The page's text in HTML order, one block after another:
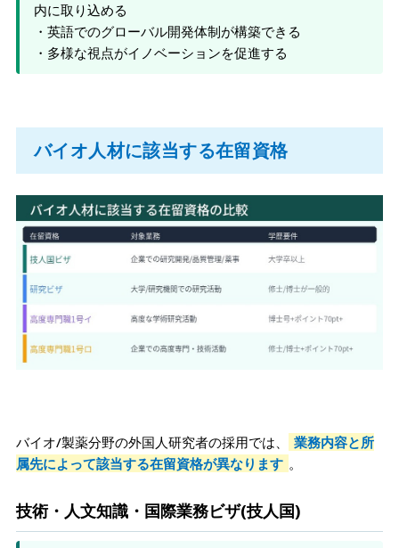
内に取り込める
・英語でのグローバル開発体制が構築できる
・多様な視点がイノベーションを促進する
バイオ人材に該当する在留資格
バイオ/製薬分野の外国人研究者の採用では、
業務内容と所
属先によって該当する在留資格が異なります 。
技術・人文知識・国際業務ビザ(技人国)